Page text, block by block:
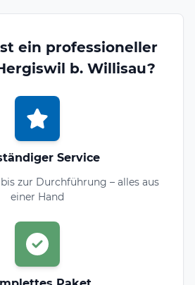
ein professioneller
b. Willisau?
Service
zur Durchführung – alles aus
einer Hand